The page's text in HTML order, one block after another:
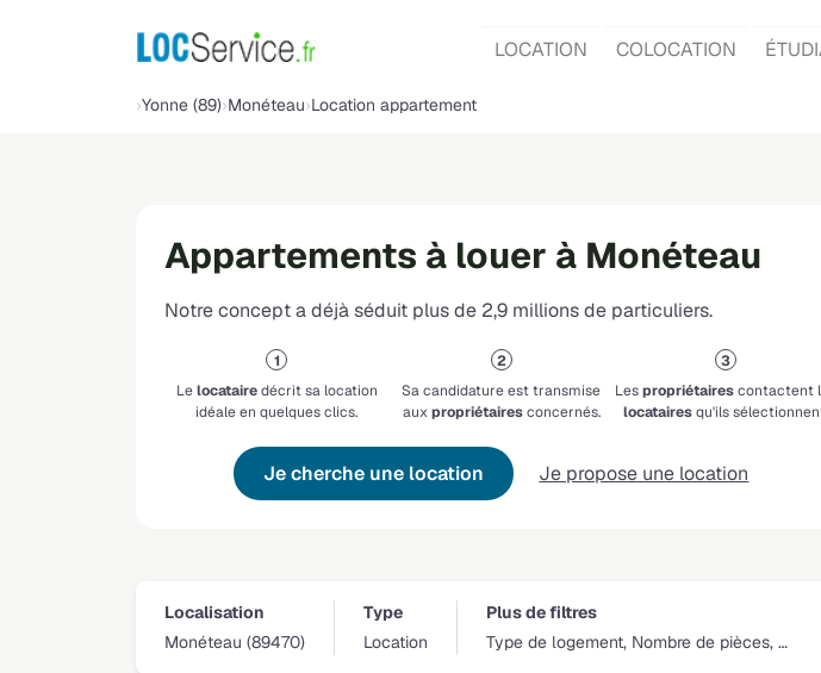
LOCATION COLOCATION
Yonne (89) Monéteau Location appartement
Appartements à louer à Monéteau
Notre concept a déjà séduit plus de 2,9 millions de particuliers.
Lelocatairedécrit sa location
idéale en quelques clics.
Sa candidature est transmise
auxpropriétairesconcernés.
Lespropriétairescontactent
locatairesqu'ils
Je cherche une location Je propose une location
Localisation
Monéteau (89470)
Type
Location
Plus de filtres
Type de logement, Nombre de pièces, …